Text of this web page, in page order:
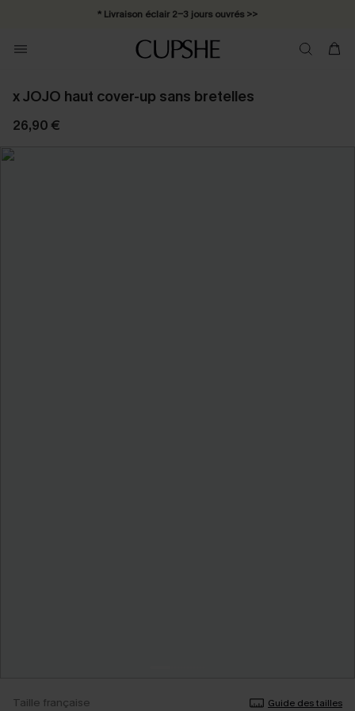
* Livraison éclair 2-3 jours ouvrés >>
x JOJO haut cover-up sans bretelles
26,90 €
Taille française Guide des tailles